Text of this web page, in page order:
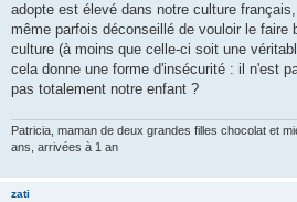
adopte est élevé dans notre culture
même parfois déconseillé de vouloir le faire
culture (à moins que celle-ci soit une
cela donne une forme d'insécurité : il n'est
pas totalement notre enfant ?
Patricia, maman de deux grandes filles chocolat et
ans, arrivées à 1 an
zati